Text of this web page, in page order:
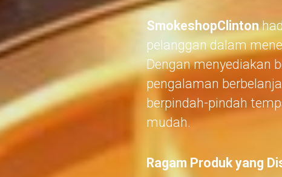
SmokeshopClinton
pelanggan dalam
Dengan menyediakan
pengalaman
berpindah-pindah
mudah.
Ragam Produk yang